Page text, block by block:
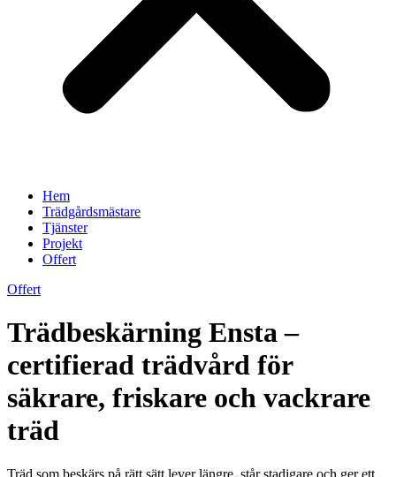
Hem
Trädgårdsmästare
Tjänster
Projekt
Offert
Offert
Trädbeskärning Ensta –
certifierad trädvård för
säkrare, friskare och vackrare
träd
Träd som beskärs på rätt sätt lever längre, står stadigare och ger ett